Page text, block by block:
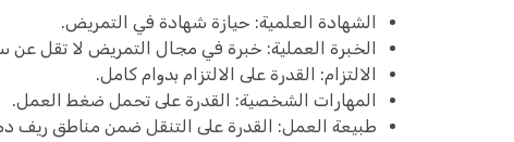
الشهادة العلمية: حيازة شهادة في التمريض.
الخبرة العملية: خبرة في مجال التمريض لا تقل عن
الالتزام: القدرة على الالتزام بدوام كامل.
المهارات الشخصية: القدرة على تحمل ضغط العمل.
طبيعة العمل: القدرة على التنقل ضمن مناطق ريف